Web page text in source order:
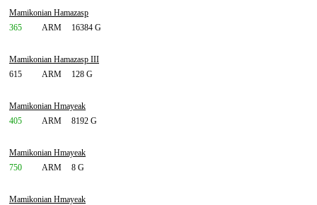
Mamikonian Hamazasp
365
ARM 16384 G
Mamikonian Hamazasp III
615
ARM 128 G
Mamikonian Hmayeak
405
ARM 8192 G
Mamikonian Hmayeak
750
ARM 8 G
Mamikonian Hmayeak